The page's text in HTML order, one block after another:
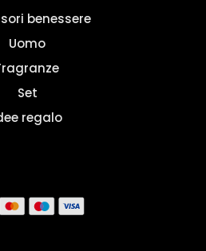
benessere
Uomo
Set
regalo